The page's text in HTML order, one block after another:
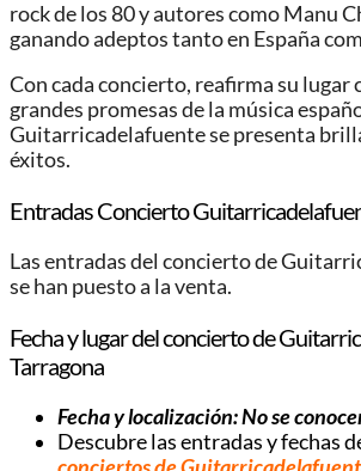
rock de los 80 y autores como Manu
ganando adeptos tanto en España
Con cada concierto, reafirma su lugar
grandes promesas de la música
Guitarricadelafuente se presenta
éxitos.
Entradas Concierto
Las entradas del concierto de
se han puesto a la venta.
Fecha y lugar del concierto de
Tarragona
Fecha y localización: No se
Descubre las entradas y fechas